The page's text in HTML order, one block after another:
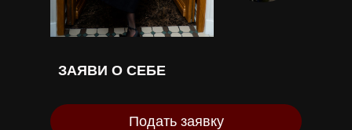
ЗАЯВИ О СЕБЕ
Подать заявку